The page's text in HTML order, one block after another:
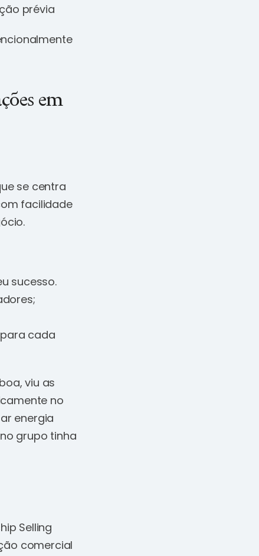
prévia
em
se centra
facilidade
sucesso.
cada
viu as
no
energia
grupo tinha
Selling
comercial